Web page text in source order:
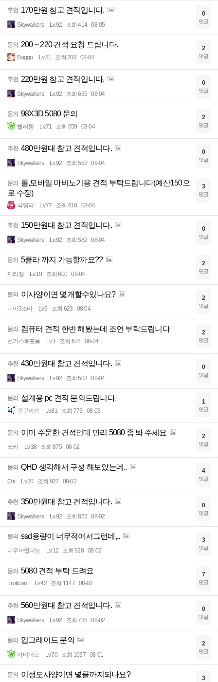
추천 170만원 참고 견적입니다.
Skywalkers Lv.92 조회 414 08-05
0
댓글
문의 200 ~ 220 견적 요청 드립니다.
Baggo Lv.81 조회 708 08-04
2
댓글
추천 220만원 참고 견적입니다.
Skywalkers Lv.92 조회 635 08-04
0
댓글
문의 98X3D 5080 문의
삘라뽕 Lv.71 조회 659 08-04
2
댓글
추천 480만원대 참고 견적입니다.
Skywalkers Lv.92 조회 552 08-04
0
댓글
문의 롤,모바일 마비노기용 견적 부탁드립니다(예산150으
로 수정)
뇌명각 Lv.77 조회 618 08-04
3
댓글
추천 150만원대 참고 견적입니다.
Skywalkers Lv.92 조회 582 08-04
0
댓글
문의 5클라 까지 가능할까요??
제리젤 Lv.10 조회 600 08-04
2
댓글
문의 이사양이면 몇개할수있나요?
디아3소마 Lv.9 조회 623 08-04
2
댓글
문의 컴퓨터 견적 한번 해봤는데 조언 부탁드립니다
선키스후포옹 Lv.1 조회 678 08-04
2
댓글
추천 430만원대 참고 견적입니다.
Skywalkers Lv.92 조회 508 08-04
0
댓글
문의 설계용 pc 견적 문의드립니다.
꾸꾸꽈꽈 Lv.81 조회 773 08-03
1
댓글
문의 이미 주문한 견적인데 만리 5080 좀 봐 주세요
쏘카 Lv.38 조회 875 08-02
2
댓글
문의 QHD 생각해서 구성 해보았는데..
Olri Lv.20 조회 927 08-02
4
댓글
추천 350만원대 참고 견적입니다.
Skywalkers Lv.92 조회 872 08-02
0
댓글
문의 ssd용량이 너무적어서그런데,..
너무어렵다능 Lv.12 조회 928 08-02
3
댓글
문의 5080 견적 부탁 드려요
Eroticism Lv.42 조회 1147 08-02
7
댓글
추천 560만원대 참고 견적입니다.
Skywalkers Lv.92 조회 735 08-02
0
댓글
문의 업그레이드 문의
아비아오 Lv.70 조회 1037 08-01
2
댓글
문의 이정도사양이면 몇클까지되나요? 3